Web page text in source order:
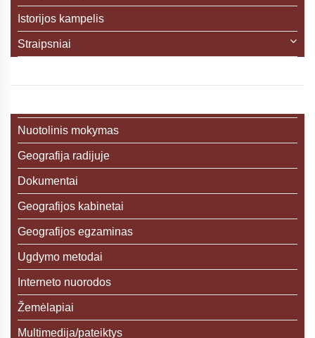
Istorijos kampelis
Straipsniai
Nuotolinis mokymas
Geografija radijuje
Dokumentai
Geografijos kabinetai
Geografijos egzaminas
Ugdymo metodai
Interneto nuorodos
Žemėlapiai
Multimedija/pateiktys